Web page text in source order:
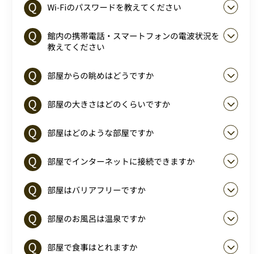
Wi-Fiのパスワードを教えてください
館内の携帯電話・スマートフォンの電波状況を
教えてください
部屋からの眺めはどうですか
部屋の大きさはどのくらいですか
部屋はどのような部屋ですか
部屋でインターネットに接続できますか
部屋はバリアフリーですか
部屋のお風呂は温泉ですか
部屋で食事はとれますか